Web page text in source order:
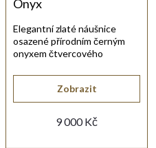
Onyx
9 000 Kč
Zobrazit
Elegantní zlaté náušnice
osazené přírodním černým
onyxem čtvercového